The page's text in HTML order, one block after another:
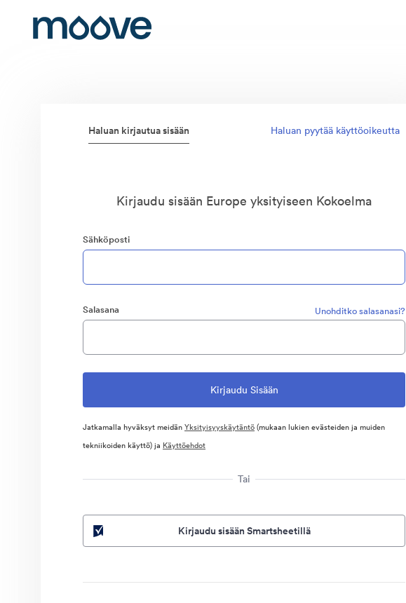
Haluan kirjautua sisään Haluan pyytää käyttöoikeutta
Kirjaudu sisään Europe yksityiseen Kokoelma
Sähköposti
Salasana Unohditko salasanasi?
Jatkamalla hyväksyt meidänYksityisyyskäytäntö(mukaan lukien evästeiden ja muiden
tekniikoiden käyttö) ja Käyttöehdot
Tai
Kirjaudu sisään Smartsheetillä